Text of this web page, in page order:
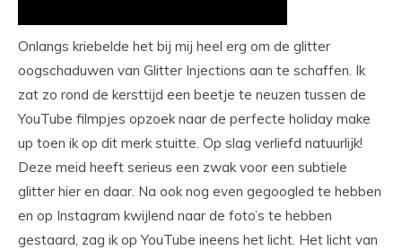
Onlangs kriebelde het bij mij heel erg om de glitter
oogschaduwen van Glitter Injections aan te schaffen. Ik
zat zo rond de kersttijd een beetje te neuzen tussen de
YouTube filmpjes opzoek naar de perfecte holiday make
up toen ik op dit merk stuitte. Op slag verliefd natuurlijk!
Deze meid heeft serieus een zwak voor een subtiele
glitter hier en daar. Na ook nog even gegoogled te hebben
en op Instagram kwijlend naar de foto’s te hebben
gestaard, zag ik op YouTube ineens het licht. Het licht van